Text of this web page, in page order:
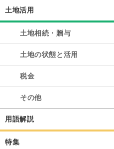
土地活用
土地相続・贈与
土地の状態と活用
税金
その他
用語解説
特集